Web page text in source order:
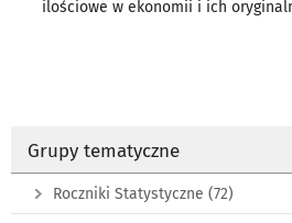
ilościowe w ekonomii i ich
Grupy tematyczne
Roczniki Statystyczne (72)